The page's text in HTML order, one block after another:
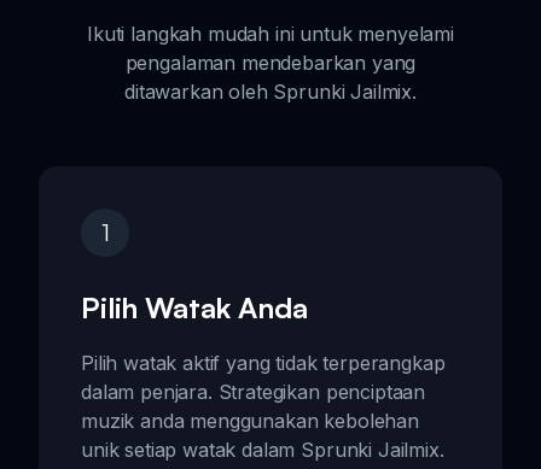
Ikuti langkah mudah ini untuk menyelami
pengalaman mendebarkan yang
ditawarkan oleh Sprunki Jailmix.
1
Pilih Watak Anda
Pilih watak aktif yang tidak terperangkap
dalam penjara. Strategikan penciptaan
muzik anda menggunakan kebolehan
unik setiap watak dalam Sprunki Jailmix.